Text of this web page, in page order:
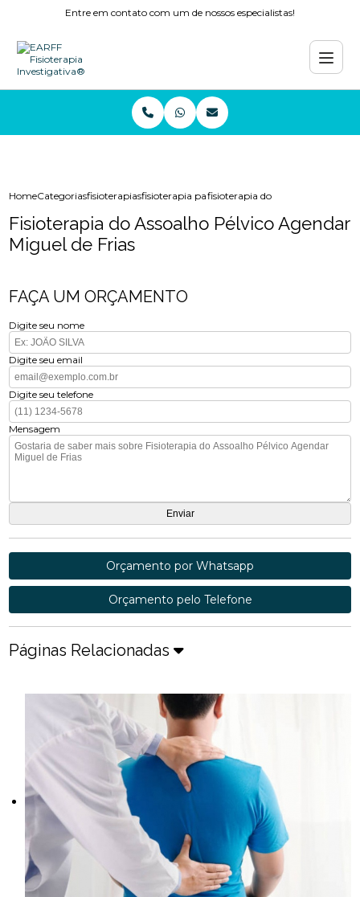
Entre em contato com um de nossos especialistas!
HomeCategoriasfisioterapiasfisioterapia para tornozelo copacabana
fisioterapia do assoalho pelvico
Fisioterapia do Assoalho Pélvico Agendar
Miguel de Frias
FAÇA UM ORÇAMENTO
Digite seu nome
Digite seu email
Digite seu telefone
Mensagem
Orçamento por Whatsapp
Orçamento pelo Telefone
Páginas Relacionadas